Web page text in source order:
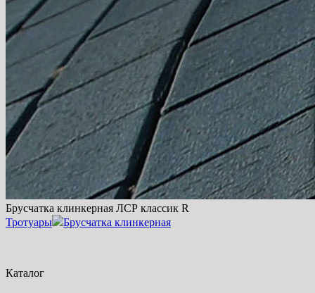
Брусчатка клинкерная ЛСР классик R
Тротуары
Брусчатка клинкерная
Каталог